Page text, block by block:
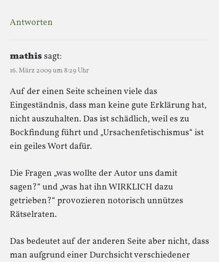
Antworten
mathissagt:
16. März 2009 um 8:29 Uhr
Auf der einen Seite scheinen viele das
Eingeständnis, dass man keine gute Erklärung hat,
nicht auszuhalten. Das ist schädlich, weil es zu
Bockfindung führt und „Ursachenfetischismus“ ist
ein geiles Wort dafür.
Die Fragen „was wollte der Autor uns damit
sagen?“ und „was hat ihn WIRKLICH dazu
getrieben?“ provozieren notorisch unnützes
Rätselraten.
Das bedeutet auf der anderen Seite aber nicht, dass
man aufgrund einer Durchsicht verschiedener